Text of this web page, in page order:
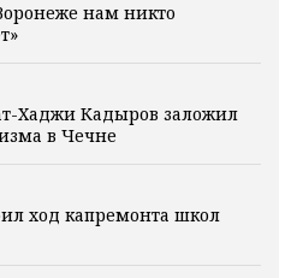
нам никто
Хаджи Кадыров заложил
в Чечне
ход капремонта школ